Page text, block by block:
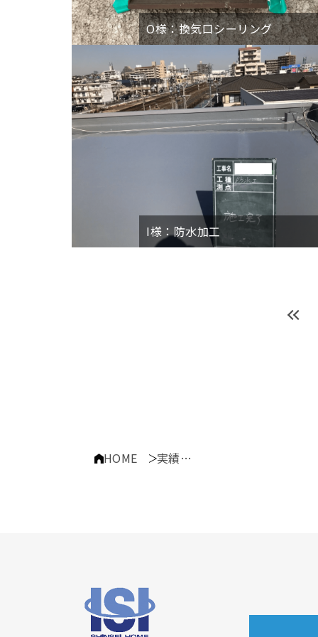
O様：換気口シーリング
I様：防水加工
HOME 実績事例